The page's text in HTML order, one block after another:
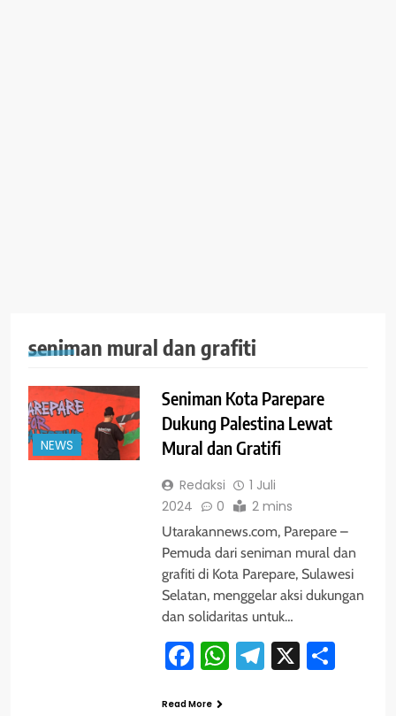
seniman mural dan grafiti
NEWS
Seniman Kota Parepare
Dukung Palestina Lewat
Mural dan Gratifi
Redaksi
1 Juli
2024
0 2 mins
Utarakannews.com, Parepare –
Pemuda dari seniman mural dan
grafiti di Kota Parepare, Sulawesi
Selatan, menggelar aksi dukungan
dan solidaritas untuk…
Facebook
WhatsApp
Telegram
X
Read More